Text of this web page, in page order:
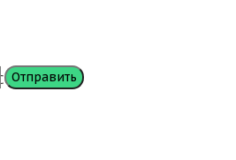
Сообщение